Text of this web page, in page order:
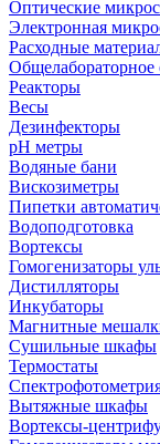
Оптические
Электронная
Расходные
Общелабораторное
Реакторы
Весы
Дезинфекторы
рН метры
Водяные бани
Вискозиметры
Пипетки
Водоподготовка
Вортексы
Гомогенизаторы
Дистилляторы
Инкубаторы
Магнитные
Сушильные шкафы
Термостаты
Вытяжные шкафы
Вортексы-